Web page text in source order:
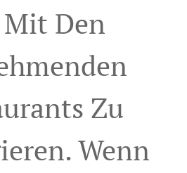
Den
Zu
Wenn